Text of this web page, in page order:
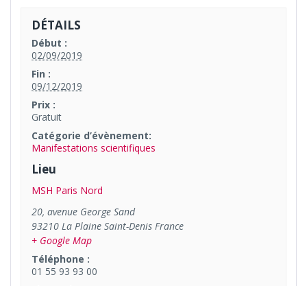
DÉTAILS
Début :
02/09/2019
Fin :
09/12/2019
Prix :
Gratuit
Catégorie d’évènement:
Manifestations scientifiques
Lieu
MSH Paris Nord
20, avenue George Sand
93210 La Plaine Saint-Denis France
+ Google Map
Téléphone :
01 55 93 93 00